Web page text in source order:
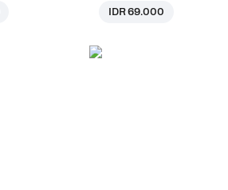
IDR 69.000